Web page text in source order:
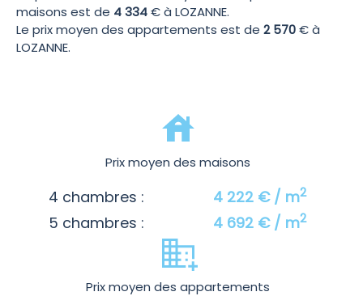
maisons est de 4 334€ à LOZANNE.
Le prix moyen des appartements est de 2 570€ à
LOZANNE.
Prix moyen des maisons
4 chambres : 4 222 € / m2
5 chambres : 4 692 € / m2
Prix moyen des appartements